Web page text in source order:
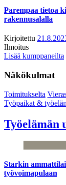
Parempaa tietoa
rakennusalalla
Kirjoitettu
Ilmoitus
Lisää kumppaneilta
Näkökulmat
Toimitukselta
Työpaikat &
Työelämän
Starkin
työvoimapulaan